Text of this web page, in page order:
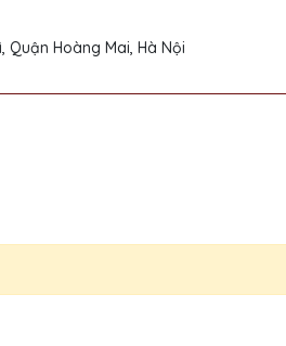
Quận Hoàng Mai, Hà Nội